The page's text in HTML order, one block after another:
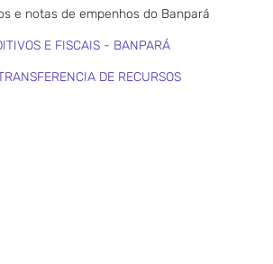
e notas de empenhos do Banpará
E FISCAIS - BANPARÁ
DE RECURSOS